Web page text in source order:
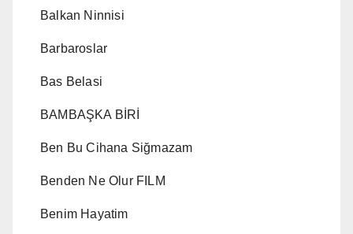
Balkan Ninnisi
Barbaroslar
Bas Belasi
BAMBAŞKA BİRİ
Ben Bu Cihana Siğmazam
Benden Ne Olur FILM
Benim Hayatim